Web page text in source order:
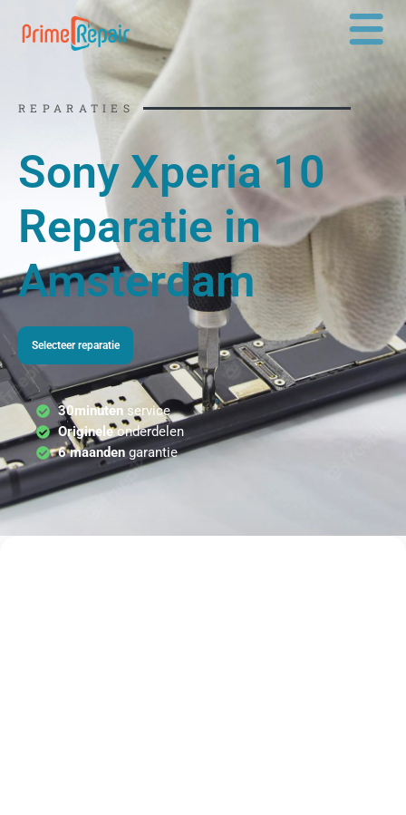
naar
REPARATIES
Sony Xperia 10
Reparatie in
Amsterdam
Selecteer reparatie
30minutenservice
Origineleonderdelen
6 maandengarantie